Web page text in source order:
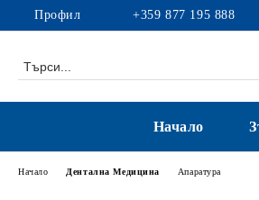
Профил +359 877 195 888
Начало
Начало Дентална Медицина Апаратура